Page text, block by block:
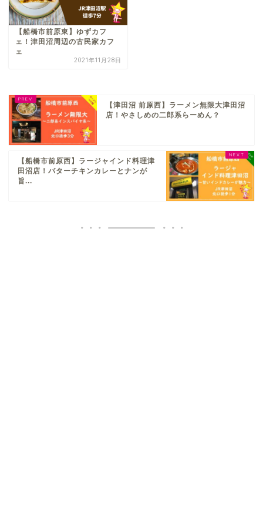
【船橋市前原東】ゆずカフ
ェ！津田沼周辺の古民家カフ
ェ
2021年11月28日
【津田沼 前原西】ラーメン無限大津田沼
店！やさしめの二郎系らーめん？
【船橋市前原西】ラージャインド料理津
田沼店！バターチキンカレーとナンが
旨...